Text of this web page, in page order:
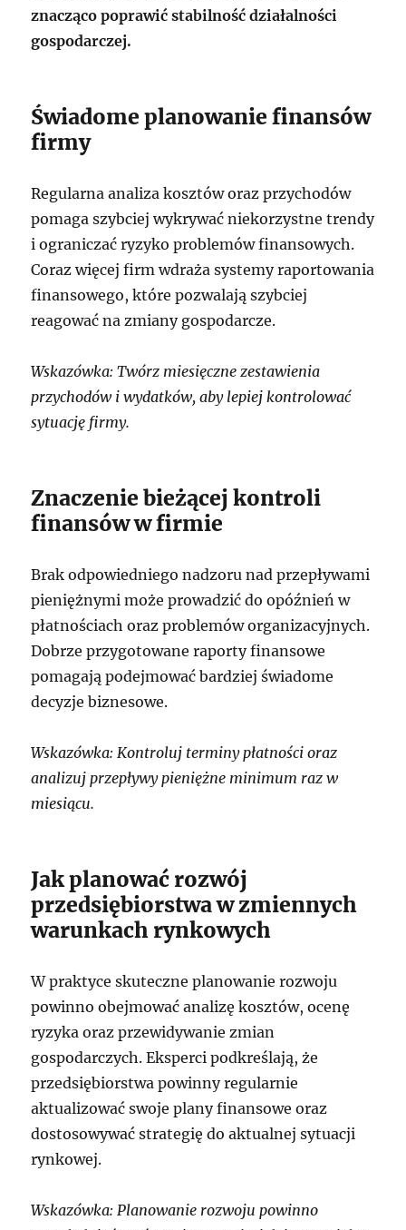
znacząco poprawić stabilność działalności
gospodarczej.
Świadome planowanie finansów
firmy
Regularna analiza kosztów oraz przychodów
pomaga szybciej wykrywać niekorzystne trendy
i ograniczać ryzyko problemów finansowych.
Coraz więcej firm wdraża systemy raportowania
finansowego, które pozwalają szybciej
reagować na zmiany gospodarcze.
Wskazówka: Twórz miesięczne zestawienia
przychodów i wydatków, aby lepiej kontrolować
sytuację firmy.
Znaczenie bieżącej kontroli
finansów w firmie
Brak odpowiedniego nadzoru nad przepływami
pieniężnymi może prowadzić do opóźnień w
płatnościach oraz problemów organizacyjnych.
Dobrze przygotowane raporty finansowe
pomagają podejmować bardziej świadome
decyzje biznesowe.
Wskazówka: Kontroluj terminy płatności oraz
analizuj przepływy pieniężne minimum raz w
miesiącu.
Jak planować rozwój
przedsiębiorstwa w zmiennych
warunkach rynkowych
W praktyce skuteczne planowanie rozwoju
powinno obejmować analizę kosztów, ocenę
ryzyka oraz przewidywanie zmian
gospodarczych. Eksperci podkreślają, że
przedsiębiorstwa powinny regularnie
aktualizować swoje plany finansowe oraz
dostosowywać strategię do aktualnej sytuacji
rynkowej.
Wskazówka: Planowanie rozwoju powinno